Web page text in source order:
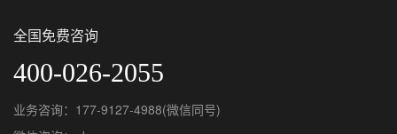
全国免费咨询
400-026-2055
业务咨询：177-9127-4988(微信同号)